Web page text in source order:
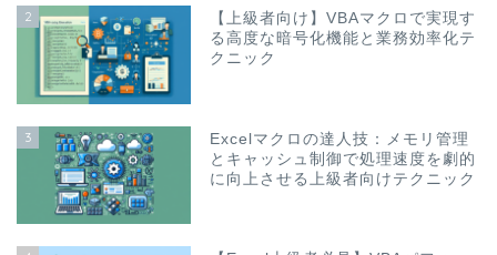
2
【上級者向け】VBAマクロで実現す
る高度な暗号化機能と業務効率化テ
クニック
3
Excelマクロの達人技：メモリ管理
とキャッシュ制御で処理速度を劇的
に向上させる上級者向けテクニック